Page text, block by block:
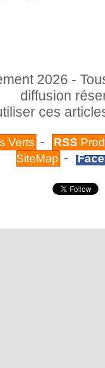
2026 -
diffusion
ces
Verts - RSS
SiteMap -